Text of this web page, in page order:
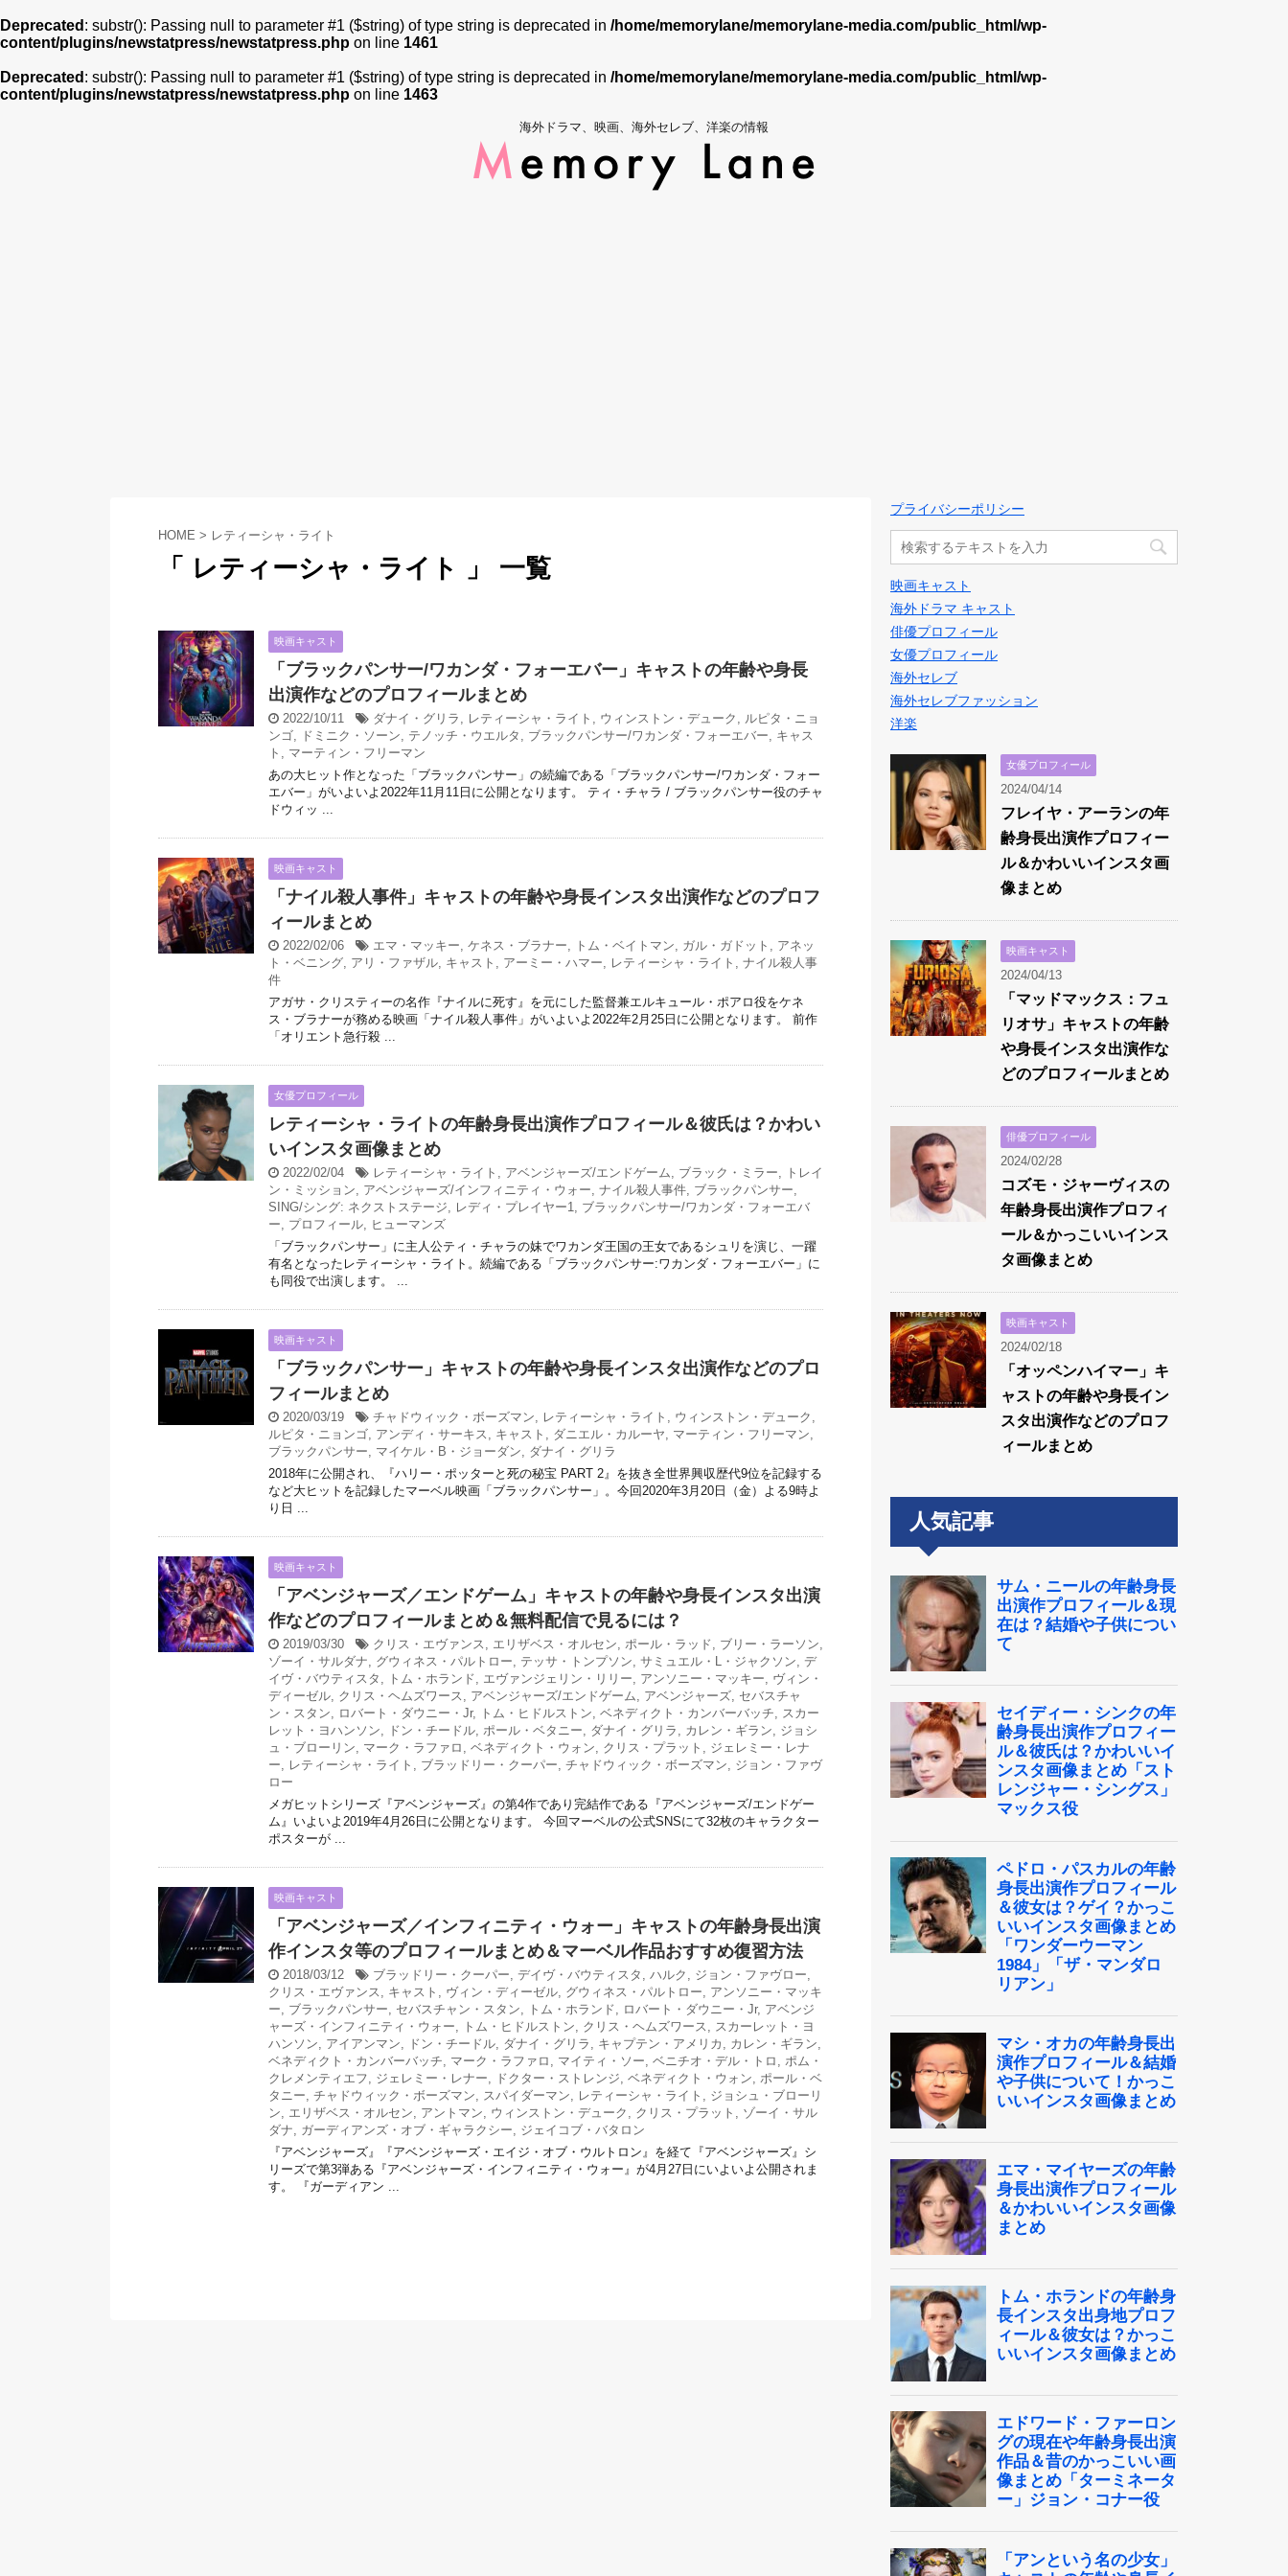
Deprecated : substr(): Passing null to parameter #1 ($string) of type string is deprecated in /home/memorylane/memorylane-media.com/public_html/wp-
content/plugins/newstatpress/newstatpress.php on line 1461
Deprecated : substr(): Passing null to parameter #1 ($string) of type string is deprecated in /home/memorylane/memorylane-media.com/public_html/wp-
content/plugins/newstatpress/newstatpress.php on line 1463
海外ドラマ、映画、海外セレブ、洋楽の情報
HOME > レティーシャ・ライト
「 レティーシャ・ライト 」 一覧
映画キャスト
「ブラックパンサー/ワカンダ・フォーエバー」キャストの年齢や身長
出演作などのプロフィールまとめ
2022/10/11 ダナイ・グリラ , レティーシャ・ライト , ウィンストン・デューク , ルピタ・ニョ
ンゴ, ドミニク・ソーン, テノッチ・ウエルタ , ブラックパンサー/ワカンダ・フォーエバー, キャス
ト , マーティン・フリーマン
あの大ヒット作となった「ブラックパンサー」の続編である「ブラックパンサー/ワカンダ・フォー
エバー」がいよいよ2022年11月11日に公開となります。 ティ・チャラ / ブラックパンサー役のチャ
ドウィッ ...
映画キャスト
「ナイル殺人事件」キャストの年齢や身長インスタ出演作などのプロフ
ィールまとめ
2022/02/06 エマ・マッキー, ケネス・ブラナー, トム・ベイトマン, ガル・ガドット , アネッ
ト・ベニング, アリ・ファザル, キャスト , アーミー・ハマー, レティーシャ・ライト , ナイル殺人事
件
アガサ・クリスティーの名作『ナイルに死す』を元にした監督兼エルキュール・ポアロ役をケネ
ス・ブラナーが務める映画「ナイル殺人事件」がいよいよ2022年2月25日に公開となります。 前作
「オリエント急行殺 ...
女優プロフィール
レティーシャ・ライトの年齢身長出演作プロフィール＆彼氏は？かわい
いインスタ画像まとめ
2022/02/04 レティーシャ・ライト , アベンジャーズ/エンドゲーム, ブラック・ミラー,
トレイ
ン・ミッション, アベンジャーズ/インフィニティ・ウォー, ナイル殺人事件, ブラックパンサー,
SING/シング: ネクストステージ, レディ・プレイヤー1, ブラックパンサー/ワカンダ・フォーエバ
ー, プロフィール, ヒューマンズ
「ブラックパンサー」に主人公ティ・チャラの妹でワカンダ王国の王女であるシュリを演じ、一躍
有名となったレティーシャ・ライト。続編である「ブラックパンサー:ワカンダ・フォーエバー」に
も同役で出演します。 ...
映画キャスト
「ブラックパンサー」キャストの年齢や身長インスタ出演作などのプロ
フィールまとめ
2020/03/19 チャドウィック・ボーズマン, レティーシャ・ライト , ウィンストン・デューク ,
ルピタ・ニョンゴ, アンディ・サーキス, キャスト , ダニエル・カルーヤ, マーティン・フリーマン,
ブラックパンサー, マイケル・B・ジョーダン, ダナイ・グリラ
2018年に公開され、『ハリー・ポッターと死の秘宝 PART 2』を抜き全世界興収歴代9位を記録する
など大ヒットを記録したマーベル映画「ブラックパンサー」。今回2020年3月20日（金）よる9時よ
り日 ...
映画キャスト
「アベンジャーズ／エンドゲーム」キャストの年齢や身長インスタ出演
作などのプロフィールまとめ＆無料配信で見るには？
2019/03/30 クリス・エヴァンス, エリザベス・オルセン, ポール・ラッド, ブリー・ラーソン,
ゾーイ・サルダナ, グウィネス・パルトロー, テッサ・トンプソン, サミュエル・L・ジャクソン, デ
イヴ・バウティスタ , トム・ホランド, エヴァンジェリン・リリー, アンソニー・マッキー, ヴィン・
ディーゼル, クリス・ヘムズワース, アベンジャーズ/エンドゲーム, アベンジャーズ, セバスチャ
ン・スタン, ロバート・ダウニー・Jr, トム・ヒドルストン, ベネディクト・カンバーバッチ, スカー
レット・ヨハンソン, ドン・チードル, ポール・ベタニー, ダナイ・グリラ , カレン・ギラン, ジョシ
ュ・ブローリン, マーク・ラファロ , ベネディクト・ウォン, クリス・プラット , ジェレミー・レナ
ー, レティーシャ・ライト , ブラッドリー・クーパー, チャドウィック・ボーズマン, ジョン・ファヴ
ロー
メガヒットシリーズ『アベンジャーズ』の第4作であり完結作である『アベンジャーズ/エンドゲー
ム』いよいよ2019年4月26日に公開となります。 今回マーベルの公式SNSにて32枚のキャラクター
ポスターが ...
映画キャスト
「アベンジャーズ／インフィニティ・ウォー」キャストの年齢身長出演
作インスタ等のプロフィールまとめ＆マーベル作品おすすめ復習方法
2018/03/12 ブラッドリー・クーパー, デイヴ・バウティスタ , ハルク , ジョン・ファヴロー,
クリス・エヴァンス, キャスト , ヴィン・ディーゼル, グウィネス・パルトロー, アンソニー・マッキ
ー, ブラックパンサー, セバスチャン・スタン, トム・ホランド, ロバート・ダウニー・Jr, アベンジ
ャーズ・インフィニティ・ウォー, トム・ヒドルストン, クリス・ヘムズワース, スカーレット・ヨ
ハンソン, アイアンマン, ドン・チードル, ダナイ・グリラ , キャプテン・アメリカ , カレン・ギラン,
ベネディクト・カンバーバッチ, マーク・ラファロ , マイティ・ソー, ベニチオ・デル・トロ , ポム・
クレメンティエフ, ジェレミー・レナー, ドクター・ストレンジ, ベネディクト・ウォン, ポール・ベ
タニー, チャドウィック・ボーズマン, スパイダーマン, レティーシャ・ライト , ジョシュ・ブローリ
ン, エリザベス・オルセン, アントマン, ウィンストン・デューク , クリス・プラット , ゾーイ・サル
ダナ, ガーディアンズ・オブ・ギャラクシー, ジェイコブ・バタロン
『アベンジャーズ』『アベンジャーズ・エイジ・オブ・ウルトロン』を経て『アベンジャーズ』シ
リーズで第3弾ある『アベンジャーズ・インフィニティ・ウォー』が4月27日にいよいよ公開されま
す。 『ガーディアン ...
プライバシーポリシー
映画キャスト
海外ドラマ キャスト
俳優プロフィール
女優プロフィール
海外セレブ
海外セレブファッション
洋楽
女優プロフィール
2024/04/14
フレイヤ・アーランの年
齢身長出演作プロフィー
ル＆かわいいインスタ画
像まとめ
映画キャスト
2024/04/13
「マッドマックス：フュ
リオサ」キャストの年齢
や身長インスタ出演作な
どのプロフィールまとめ
俳優プロフィール
2024/02/28
コズモ・ジャーヴィスの
年齢身長出演作プロフィ
ール＆かっこいいインス
タ画像まとめ
映画キャスト
2024/02/18
「オッペンハイマー」キ
ャストの年齢や身長イン
スタ出演作などのプロフ
ィールまとめ
人気記事